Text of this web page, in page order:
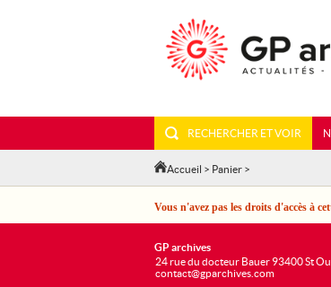
RECHERCHER ET VOIR
Accueil > Panier >
Vous n'avez pas les droits d'accès à
GP archives
24 rue du docteur Bauer 93400 St
contact@gparchives.com